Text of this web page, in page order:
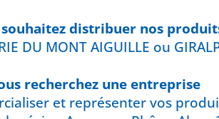
souhaitez distribuer nos
DU MONT AIGUILLE ou
recherchez une entreprise
et représentervos